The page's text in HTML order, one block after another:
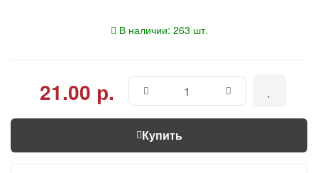
В наличии: 263 шт.
21.00 р.
Купить